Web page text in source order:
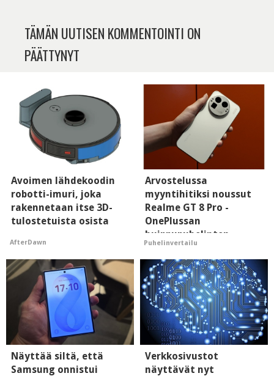
TÄMÄN UUTISEN KOMMENTOINTI ON
PÄÄTTYNYT
Avoimen lähdekoodin
robotti-imuri, joka
rakennetaan itse 3D-
tulostetuista osista
AfterDawn
Arvostelussa
myyntihitiksi noussut
Realme GT 8 Pro -
OnePlussan
huippupuhelinten
"perillinen"
Puhelinvertailu
Näyttää siltä, että
Samsung onnistui
Verkkosivustot
näyttävät nyt